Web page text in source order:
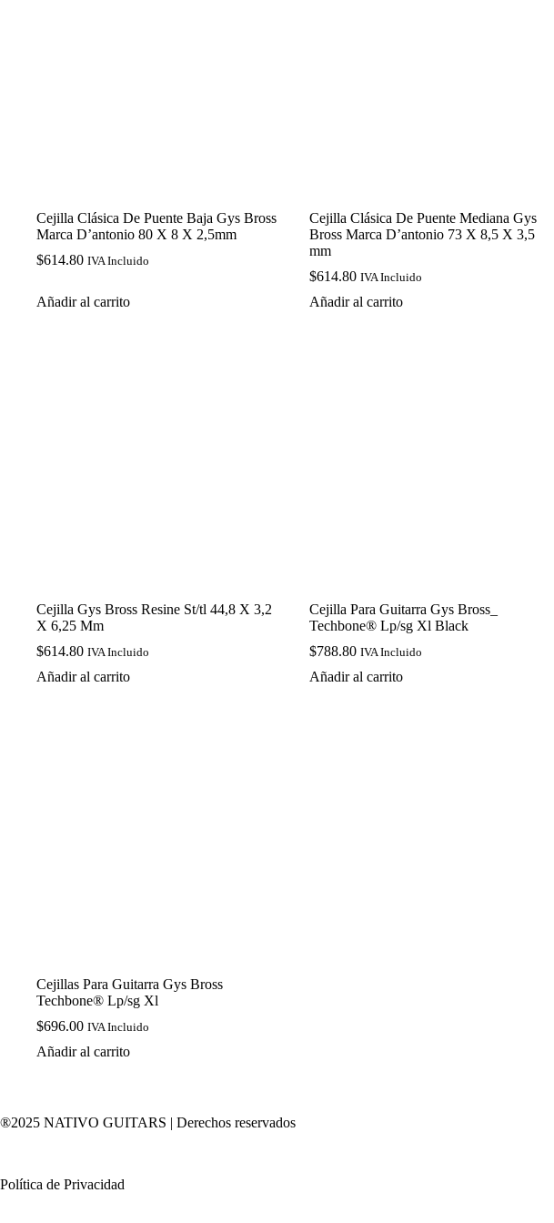
Cejilla Clásica De Puente Baja Gys Bross
Marca D’antonio 80 X 8 X 2,5mm
$614.80 IVA Incluido
Añadir al carrito
Cejilla Clásica De Puente Mediana Gys
Bross Marca D’antonio 73 X 8,5 X 3,5
mm
$614.80 IVA Incluido
Añadir al carrito
Cejilla Gys Bross Resine St/tl 44,8 X 3,2
X 6,25 Mm
$614.80 IVA Incluido
Añadir al carrito
Cejilla Para Guitarra Gys Bross_
Techbone® Lp/sg Xl Black
$788.80 IVA Incluido
Añadir al carrito
Cejillas Para Guitarra Gys Bross
Techbone® Lp/sg Xl
$696.00 IVA Incluido
Añadir al carrito
®2025 NATIVO GUITARS | Derechos reservados
Política de Privacidad